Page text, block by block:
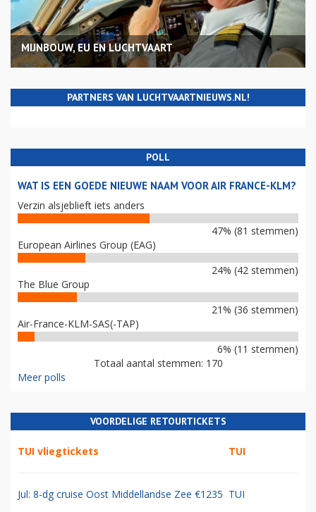
MIJNBOUW, EU EN LUCHTVAART
PARTNERS VAN LUCHTVAARTNIEUWS.NL!
POLL
WAT IS EEN GOEDE NIEUWE NAAM VOOR AIR FRANCE-KLM?
Verzin alsjeblieft iets anders
47% (81 stemmen)
European Airlines Group (EAG)
24% (42 stemmen)
The Blue Group
21% (36 stemmen)
Air-France-KLM-SAS(-TAP)
6% (11 stemmen)
Totaal aantal stemmen: 170
Meer polls
VOORDELIGE RETOURTICKETS
TUI vliegtickets TUI
Jul: 8-dg cruise Oost Middellandse Zee €1235 TUI